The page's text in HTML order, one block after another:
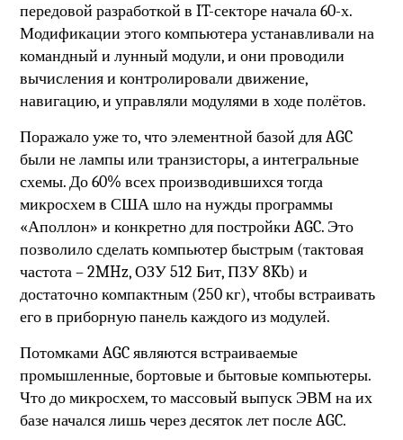
передовой разработкой в IT-секторе начала 60-х.
Модификации этого компьютера устанавливали на
командный и лунный модули, и они проводили
вычисления и контролировали движение,
навигацию, и управляли модулями в ходе полётов.
Поражало уже то, что элементной базой для AGC
были не лампы или транзисторы, а интегральные
схемы. До 60% всех производившихся тогда
микросхем в США шло на нужды программы
«Аполлон» и конкретно для постройки AGC. Это
позволило сделать компьютер быстрым (тактовая
частота – 2MHz, ОЗУ 512 Бит, ПЗУ 8Kb) и
достаточно компактным (250 кг), чтобы встраивать
его в приборную панель каждого из модулей.
Потомками AGC являются встраиваемые
промышленные, бортовые и бытовые компьютеры.
Что до микросхем, то массовый выпуск ЭВМ на их
базе начался лишь через десяток лет после AGC.